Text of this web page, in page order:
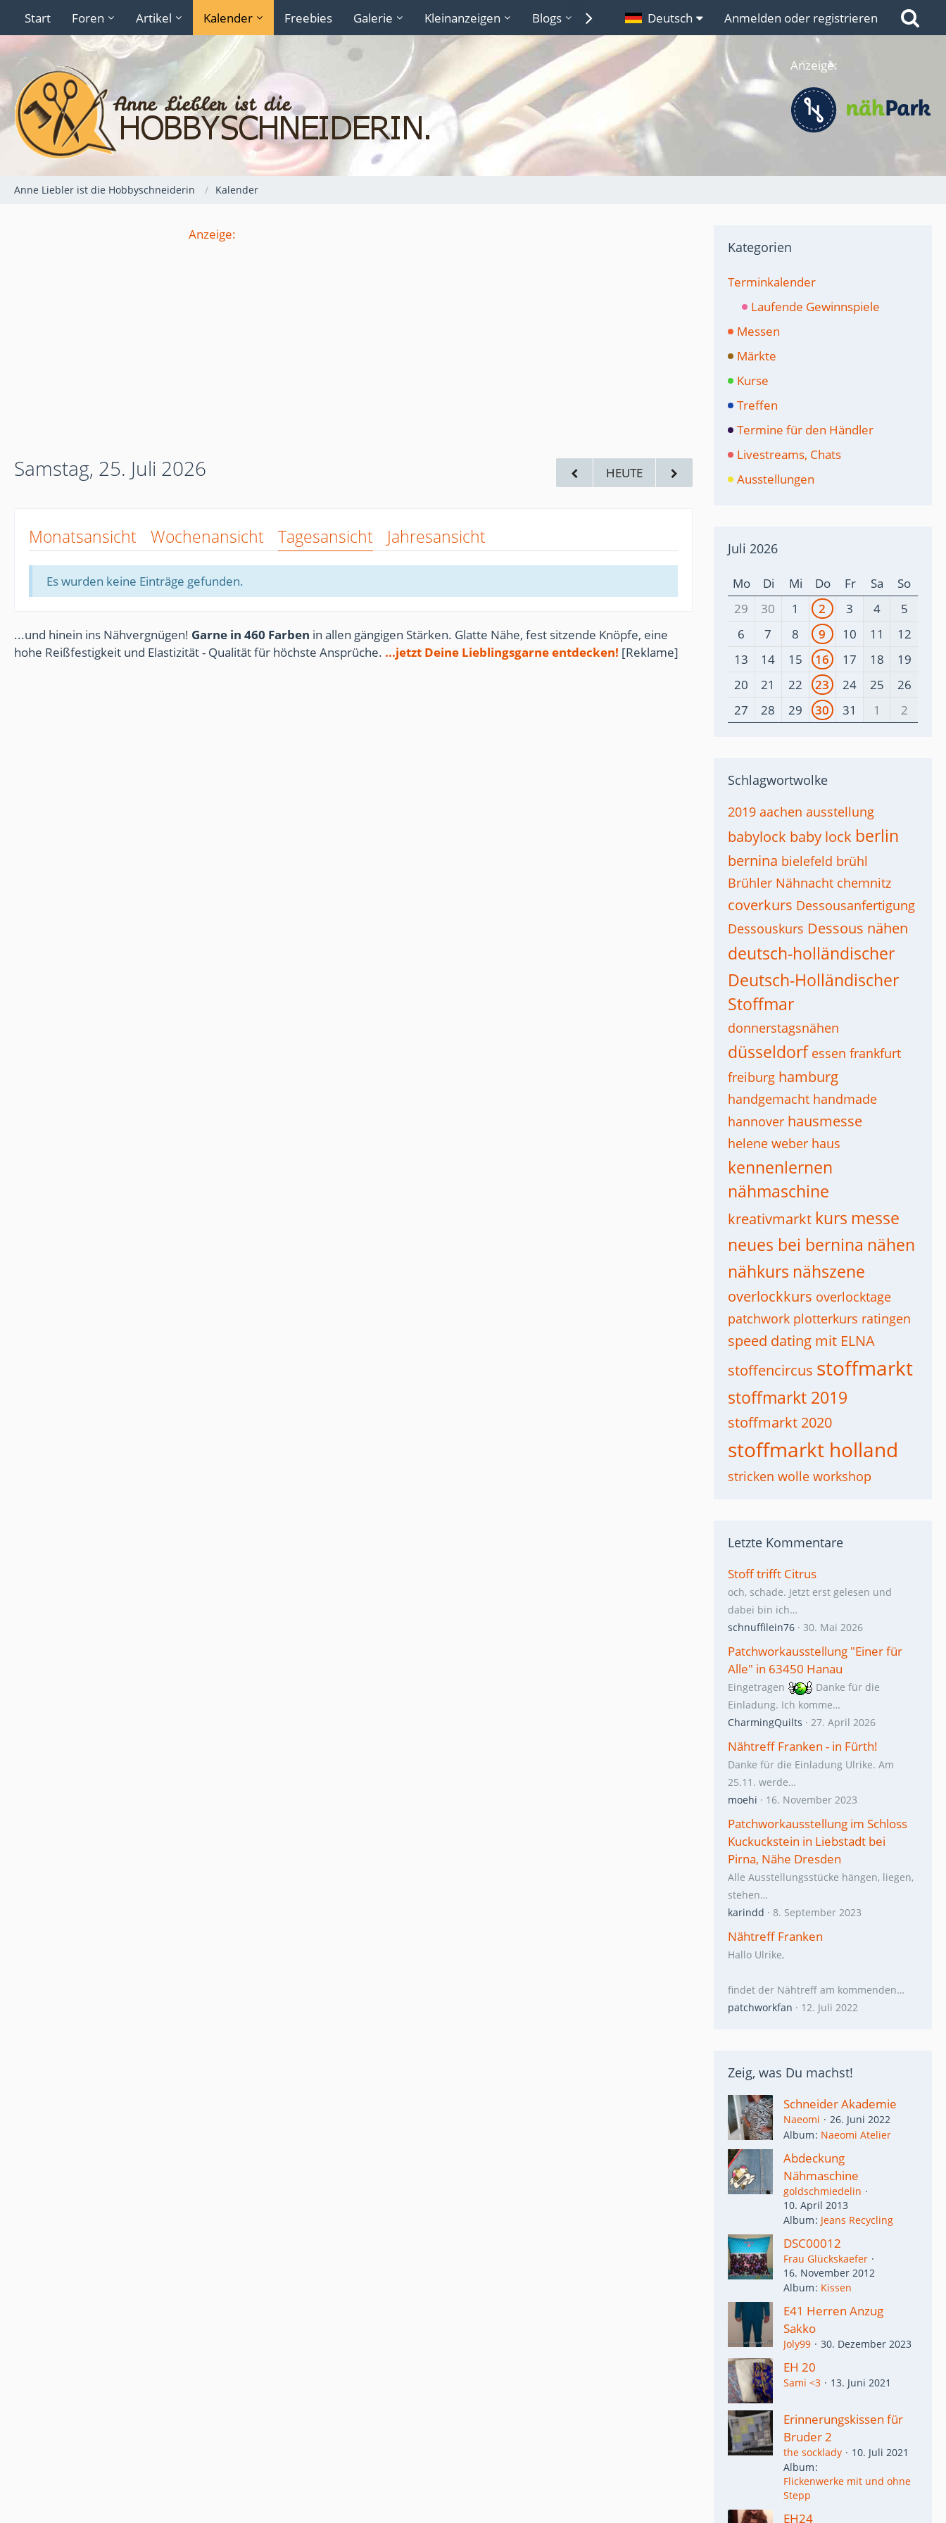
Start Foren Artikel Kalender Freebies Galerie Kleinanzeigen Blogs Lexikon Links
Deutsch Anmelden oder registrieren
Anzeige:
Anne Liebler ist die Hobbyschneiderin Kalender
Anzeige:
Samstag, 25. Juli 2026 HEUTE
Monatsansicht Wochenansicht Tagesansicht Jahresansicht
Es wurden keine Einträge gefunden.
...und hinein ins Nähvergnügen! Garne in 460 Farben in allen gängigen Stärken. Glatte Nähe, fest sitzende Knöpfe, eine
hohe Reißfestigkeit und Elastizität - Qualität für höchste Ansprüche. ...jetzt Deine Lieblingsgarne entdecken! [Reklame]
Kategorien
Terminkalender
Laufende Gewinnspiele
Messen
Märkte
Kurse
Treffen
Termine für den Händler
Livestreams, Chats
Ausstellungen
Juli 2026
Mo Di Mi Do Fr Sa
So
29
30 1 2 3 4
5
6
7 8 9 10 11
12
13
14 15 16 17 18
19
20
21 22 23 24 25
26
27
28 29 30 31 1 2
Schlagwortwolke
2019 aachen ausstellung
babylock baby lock berlin
bernina bielefeld brühl
Brühler Nähnacht chemnitz
coverkurs Dessousanfertigung
Dessouskurs Dessous nähen
deutsch-holländischer
Deutsch-Holländischer
Stoffmar
donnerstagsnähen
düsseldorf essen frankfurt
freiburg hamburg
handgemacht handmade
hannover hausmesse
helene weber haus
kennenlernen
nähmaschine
kreativmarkt kurs messe
neues bei bernina nähen
nähkurs nähszene
overlockkurs overlocktage
patchwork plotterkurs ratingen
speed dating mit ELNA
stoffencircus stoffmarkt
stoffmarkt 2019
stoffmarkt 2020
stoffmarkt holland
stricken wolle workshop
Letzte Kommentare
Stoff trifft Citrus
och, schade. Jetzt erst gelesen und
dabei bin ich…
schnuffilein76
30. Mai 2026
Patchworkausstellung "Einer für
Alle" in 63450 Hanau
Eingetragen
Danke für die
Einladung. Ich komme…
CharmingQuilts
27. April 2026
Nähtreff Franken - in Fürth!
Danke für die Einladung Ulrike. Am
25.11. werde…
moehi
16. November 2023
Patchworkausstellung im Schloss
Kuckuckstein in Liebstadt bei
Pirna, Nähe Dresden
Alle Ausstellungsstücke hängen, liegen,
stehen…
karindd
8. September 2023
Nähtreff Franken
Hallo Ulrike,
findet der Nähtreff am kommenden…
patchworkfan
12. Juli 2022
Zeig, was Du machst!
Schneider Akademie
Naeomi
26. Juni 2022
Album Naeomi Atelier
Abdeckung
Nähmaschine
goldschmiedelin
10. April 2013
Album Jeans Recycling
DSC00012
Frau Glückskaefer
16. November 2012
Album Kissen
E41 Herren Anzug
Sakko
Joly99 30. Dezember 2023
EH 20
Sami <3 13. Juni 2021
Erinnerungskissen für
Bruder 2
the socklady
10. Juli 2021
Album
Flickenwerke mit und ohne
Stepp
EH24